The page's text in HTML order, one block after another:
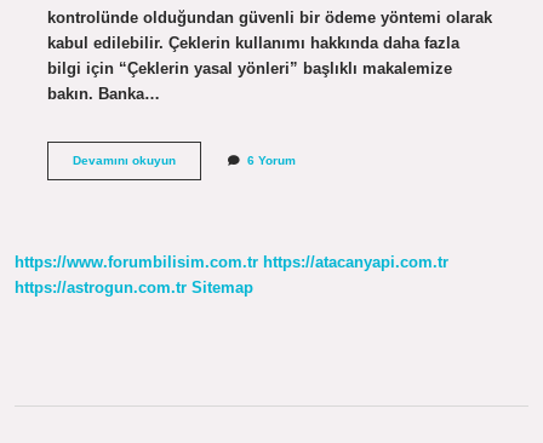
kontrolünde olduğundan güvenli bir ödeme yöntemi olarak
kabul edilebilir. Çeklerin kullanımı hakkında daha fazla
bilgi için “Çeklerin yasal yönleri” başlıklı makalemize
bakın. Banka…
Devamını okuyunÇeki
6 Yorum
https://www.forumbilisim.com.tr https://atacanyapi.com.tr
https://astrogun.com.tr Sitemap